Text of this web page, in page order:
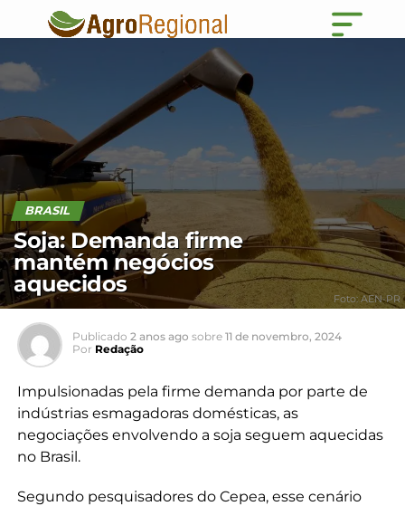
BRASIL
Soja: Demanda firme
mantém negócios
aquecidos
Foto: AEN-PR
Publicado 2 anos ago sobre 11 de novembro, 2024
Por Redação
Impulsionadas pela firme demanda por parte de
indústrias esmagadoras domésticas, as
negociações envolvendo a soja seguem aquecidas
no Brasil.
Segundo pesquisadores do Cepea, esse cenário